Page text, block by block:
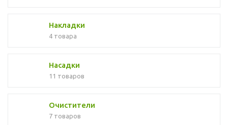
Накладки
4 товара
Насадки
11 товаров
Очистители
7 товаров